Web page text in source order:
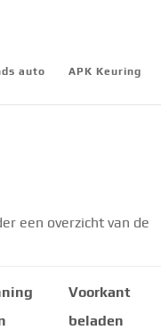
auto APK Keuring
een overzicht van de
Voorkant
beladen